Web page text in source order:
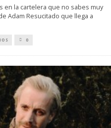
en la cartelera que no sabes muy
Adam Resucitado que llega a
0